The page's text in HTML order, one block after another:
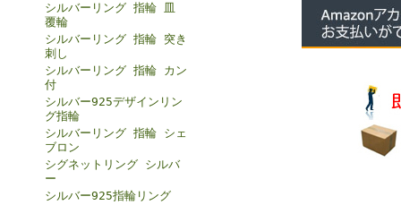
シルバーリング 指輪 皿
覆輪
シルバーリング 指輪 突き
刺し
シルバーリング 指輪 カン
付
シルバー925デザインリン
グ指輪
シルバーリング 指輪 シェ
ブロン
シグネットリング シルバ
ー
シルバー925指輪リング